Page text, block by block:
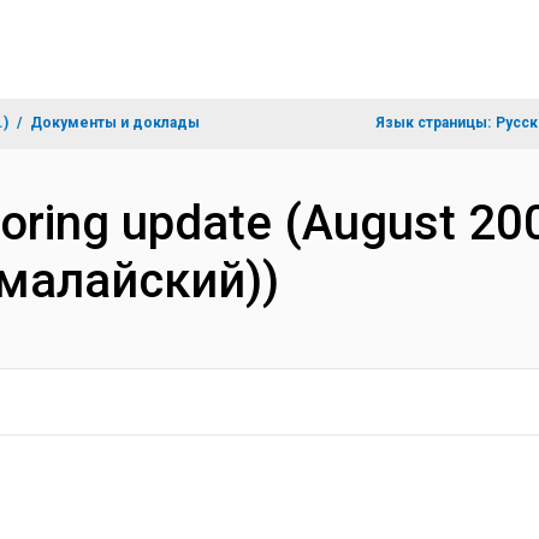
Документы и доклады Язык страницы:
update (August